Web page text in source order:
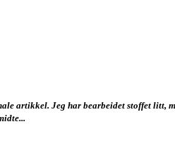
artikkel. Jeg har bearbeidet stoffet litt,